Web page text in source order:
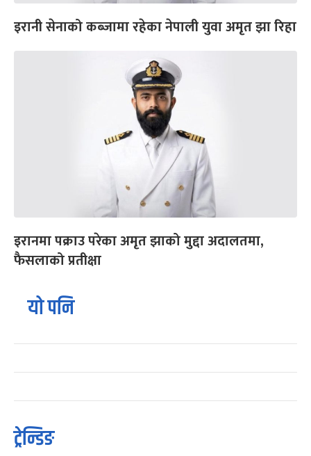
इरानी सेनाको कब्जामा रहेका नेपाली युवा अमृत झा रिहा
इरानमा पक्राउ परेका अमृत झाको मुद्दा अदालतमा,
फैसलाको प्रतीक्षा
यो पनि
ट्रेन्डिङ